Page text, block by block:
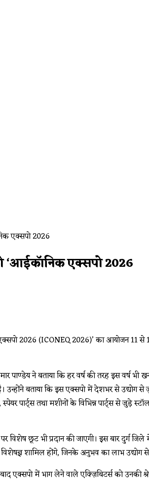
‘आईकॉनिक एक्सपो 2026
2026 (ICONEQ 2026)’ का आयोजन 11 से
ने बताया कि हर वर्ष की तरह इस वर्ष भी
बताया कि इस एक्सपो में देशभर से उद्योग से
स्पेयर पार्ट्स तथा मशीनों के विभिन्न पार्ट्स से
भी प्रदान की जाएगी। इस बार दुर्ग जिले में
शामिल होंगे, जिनके अनुभव का लाभ
एक्सपो में भाग लेने वाले एक्ज़िबिटर्स को उनकी